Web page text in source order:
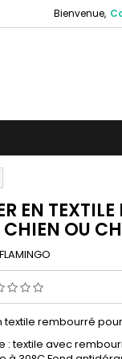
Bienvenue,
EN
CHIEN OU
FLAMINGO
textile rembourré
: textile avec